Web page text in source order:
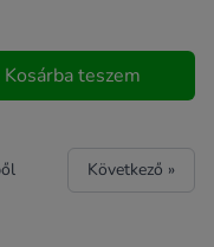
Kosárba teszem
Következő »